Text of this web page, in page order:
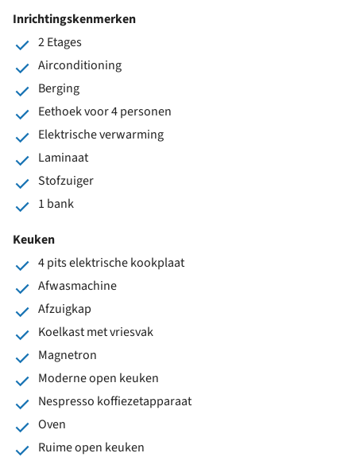
Inrichtingskenmerken
2 Etages
Airconditioning
Berging
Eethoek voor 4 personen
Elektrische verwarming
Laminaat
Stofzuiger
1 bank
Keuken
4 pits elektrische kookplaat
Afwasmachine
Afzuigkap
Koelkast met vriesvak
Magnetron
Moderne open keuken
Nespresso koffiezetapparaat
Oven
Ruime open keuken